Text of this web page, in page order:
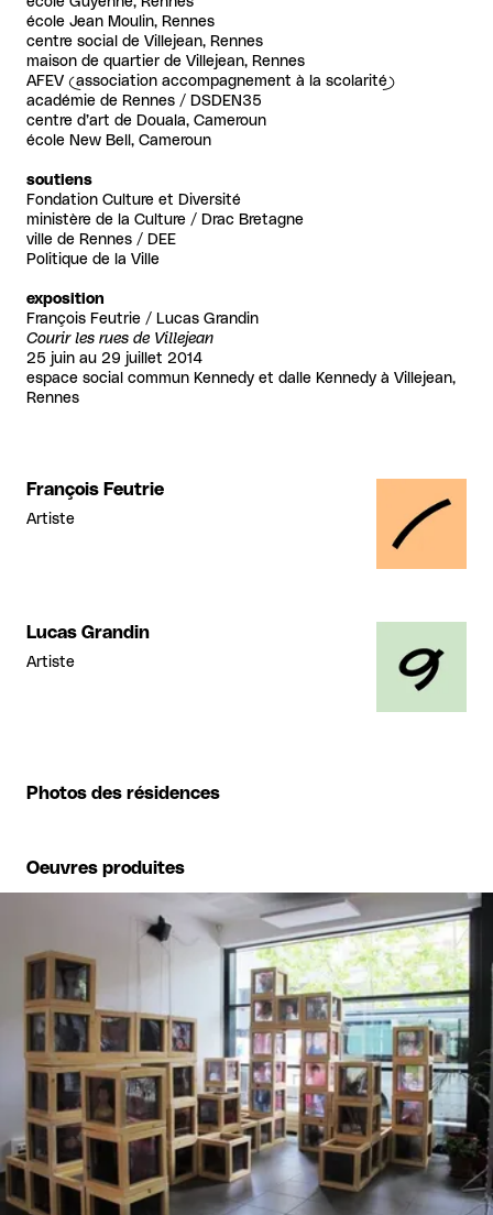
école Jean Moulin, Rennes
centre social de Villejean, Rennes
maison de quartier de Villejean, Rennes
AFEV (association accompagnement à la scolarité)
académie de Rennes / DSDEN35
centre d’art de Douala, Cameroun
école New Bell, Cameroun
soutiens
Fondation Culture et Diversité
ministère de la Culture / Drac Bretagne
ville de Rennes / DEE
Politique de la Ville
exposition
François Feutrie / Lucas Grandin
Courir les rues de Villejean
25 juin au 29 juillet 2014
espace social commun Kennedy et dalle Kennedy à Villejean,
Rennes
François Feutrie
Artiste
Lucas Grandin
Artiste
Photos des résidences
Oeuvres produites